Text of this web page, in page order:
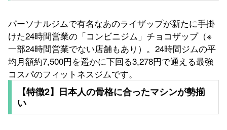
パーソナルジムで有名なあのライザップが新たに手掛
けた24時間営業の「コンビニジム」チョコザップ（※
一部24時間営業でない店舗もあり）。24時間ジムの平
均月額約7,500円を遥かに下回る3,278円で通える最強
コスパのフィットネスジムです。
【特徴2】日本人の骨格に合ったマシンが勢揃
い